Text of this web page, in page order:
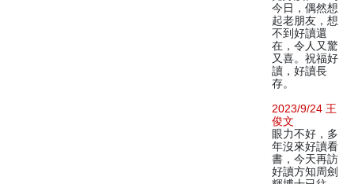
今日，偶然想
起老朋友，想
不到好讀還
在，令人又驚
又喜。祝福好
讀，好讀長
存。
2023/9/24 王
俊文
眼力不好，多
年沒來好讀看
書，今天再訪
好讀方知周劍